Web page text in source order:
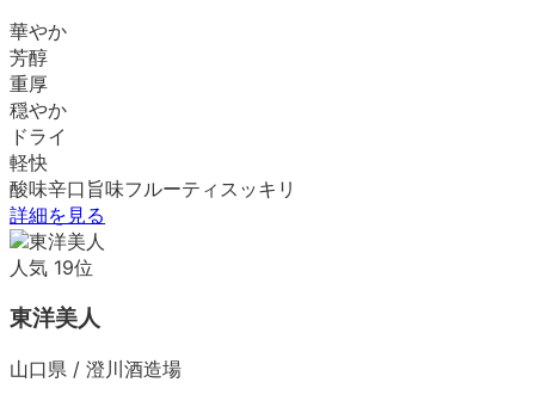
華やか
芳醇
重厚
穏やか
ドライ
軽快
酸味辛口 旨味フルーティ スッキリ
詳細を見る
人気 19位
東洋美人
山口県 / 澄川酒造場